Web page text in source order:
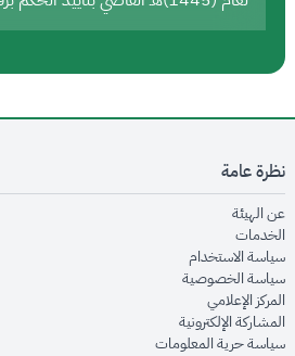
نظرة عامة
عن الهيئةopens in new window
الخدماتopens in new window
سياسة الاستخدام
سياسة الخصوصيةopens in new window
المركز الإعلاميopens in new window
المشاركة الإلكترونيةopens in new window
سياسة حرية المعلوماتopens in new window